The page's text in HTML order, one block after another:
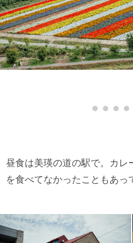
昼食は美瑛の道の駅で。カ
を食べてなかったこともあっ